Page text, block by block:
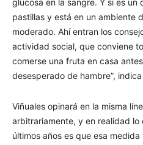
glucosa en la sangre. Y si es
pastillas y está en un ambiente
moderado. Ahí entran los
actividad social, que conviene
comerse una fruta en casa
desesperado de hambre”,
Viñuales opinará en la misma
arbitrariamente, y en realidad lo
últimos años es que esa